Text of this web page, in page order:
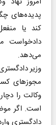
پدیده‌های
کند یا
دادخواست
می‌دهد.
وزیر
مجوزهای
وکالت را
است. اگر
دادگستری